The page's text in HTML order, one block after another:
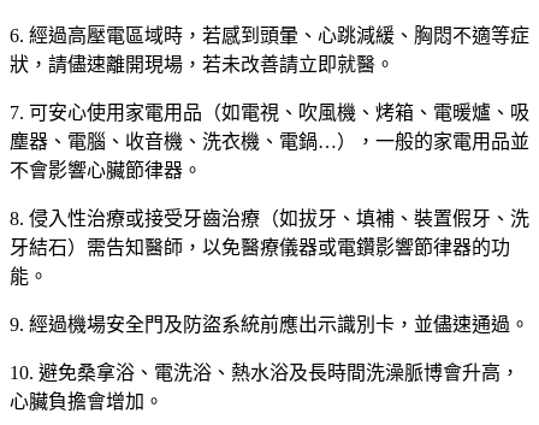
6. 經過高壓電區域時，若感到頭暈、心跳減緩、胸悶不適等症
狀，請儘速離開現場，若未改善請立即就醫。
7. 可安心使用家電用品（如電視、吹風機、烤箱、電暖爐、吸
塵器、電腦、收音機、洗衣機、電鍋…），一般的家電用品並
不會影響心臟節律器。
8. 侵入性治療或接受牙齒治療（如拔牙、填補、裝置假牙、洗
牙結石）需告知醫師，以免醫療儀器或電鑽影響節律器的功
能。
9. 經過機場安全門及防盜系統前應出示識別卡，並儘速通過。
10. 避免桑拿浴、電洗浴、熱水浴及長時間洗澡脈博會升高，
心臟負擔會增加。